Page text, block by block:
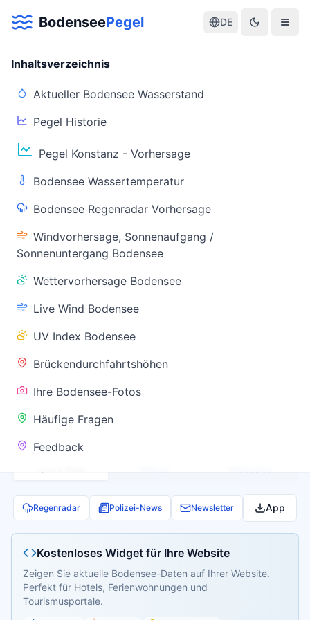
BodenseePegel DE
Inhaltsverzeichnis
Aktueller Bodensee Wasserstand
Pegel Historie
Pegel Konstanz - Vorhersage
Bodensee Wassertemperatur
Bodensee Regenradar Vorhersage
Windvorhersage, Sonnenaufgang /
Sonnenuntergang Bodensee
Wettervorhersage Bodensee
Live Wind Bodensee
UV Index Bodensee
Brückendurchfahrtshöhen
Ihre Bodensee-Fotos
Häufige Fragen
Feedback
Aktuelle Warnlage Bodensee
Aktueller Bodensee Pegel & Wasserstand
Live-Daten
(Konstanz)
Wassertemperatur
(Friedrichshafen)
Warnstatus
✅ Keine
Warnung
Regenradar Polizei-News Newsletter App
Kostenloses Widget für Ihre Website
Zeigen Sie aktuelle Bodensee-Daten auf Ihrer Website.
Perfekt für Hotels, Ferienwohnungen und
Tourismusportale.